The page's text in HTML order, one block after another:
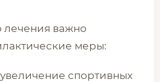
лечения важно
меры:
спортивных